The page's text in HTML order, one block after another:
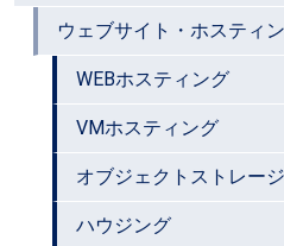
ウェブサイト・ホスティ
WEBホスティング
VMホスティング
オブジェクトストレージ
ハウジング